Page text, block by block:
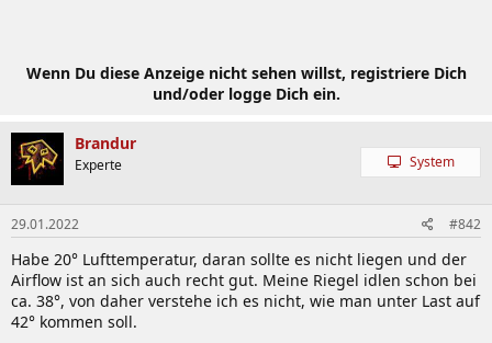
Wenn Du diese Anzeige nicht sehen willst, registriere Dich
und/oder logge Dich ein.
Brandur
Experte System
29.01.2022 #842
Habe 20° Lufttemperatur, daran sollte es nicht liegen und der
Airflow ist an sich auch recht gut. Meine Riegel idlen schon bei
ca. 38°, von daher verstehe ich es nicht, wie man unter Last auf
42° kommen soll.